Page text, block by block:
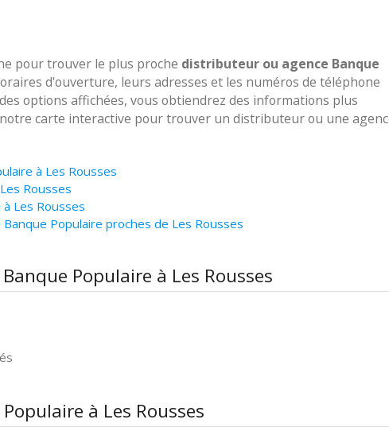
pour trouver le plus proche distributeur ou agence Banque
d'ouverture, leurs adresses et les numéros de téléphone
options affichées, vous obtiendrez des informations plus
carte interactive pour trouver un distributeur ou une
à Les Rousses
Rousses
Les Rousses
Populaire proches de Les Rousses
Populaire à Les Rousses
à Les Rousses